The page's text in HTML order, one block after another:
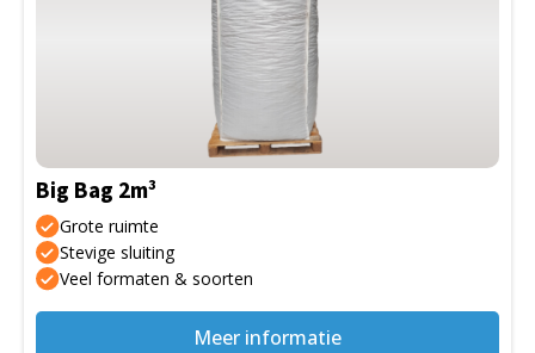
Big Bag 2m³
Grote ruimte
Stevige sluiting
Veel formaten & soorten
Meer informatie
gekozen
worden
op
de
productpagina